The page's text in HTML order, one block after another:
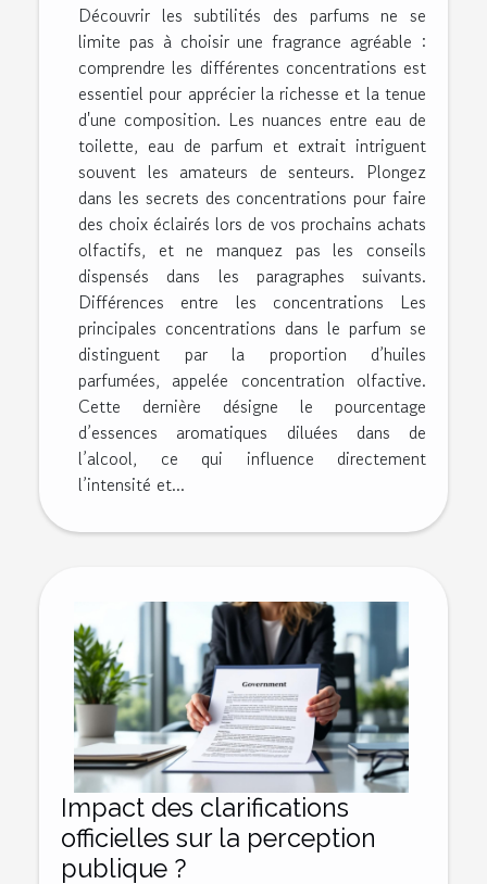
Découvrir les subtilités des parfums ne se
limite pas à choisir une fragrance agréable :
comprendre les différentes concentrations est
essentiel pour apprécier la richesse et la tenue
d'une composition. Les nuances entre eau de
toilette, eau de parfum et extrait intriguent
souvent les amateurs de senteurs. Plongez
dans les secrets des concentrations pour faire
des choix éclairés lors de vos prochains achats
olfactifs, et ne manquez pas les conseils
dispensés dans les paragraphes suivants.
Différences entre les concentrations Les
principales concentrations dans le parfum se
distinguent par la proportion d’huiles
parfumées, appelée concentration olfactive.
Cette dernière désigne le pourcentage
d’essences aromatiques diluées dans de
l’alcool, ce qui influence directement
l’intensité et...
Impact des clarifications
officielles sur la perception
publique ?